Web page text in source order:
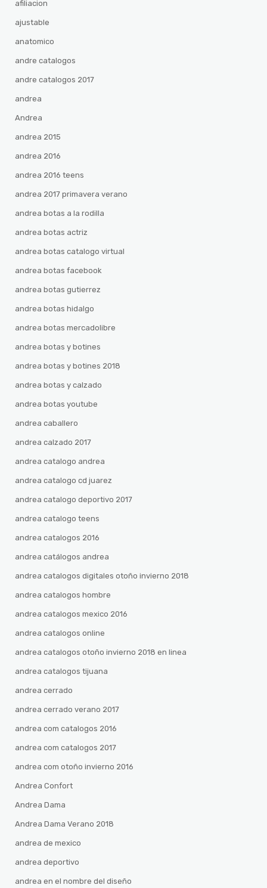
afiliacion
ajustable
anatomico
andre catalogos
andre catalogos 2017
andrea
Andrea
andrea 2015
andrea 2016
andrea 2016 teens
andrea 2017 primavera verano
andrea botas a la rodilla
andrea botas actriz
andrea botas catalogo virtual
andrea botas facebook
andrea botas gutierrez
andrea botas hidalgo
andrea botas mercadolibre
andrea botas y botines
andrea botas y botines 2018
andrea botas y calzado
andrea botas youtube
andrea caballero
andrea calzado 2017
andrea catalogo andrea
andrea catalogo cd juarez
andrea catalogo deportivo 2017
andrea catalogo teens
andrea catalogos 2016
andrea catálogos andrea
andrea catalogos digitales otoño invierno 2018
andrea catalogos hombre
andrea catalogos mexico 2016
andrea catalogos online
andrea catalogos otoño invierno 2018 en linea
andrea catalogos tijuana
andrea cerrado
andrea cerrado verano 2017
andrea com catalogos 2016
andrea com catalogos 2017
andrea com otoño invierno 2016
Andrea Confort
Andrea Dama
Andrea Dama Verano 2018
andrea de mexico
andrea deportivo
andrea en el nombre del diseño